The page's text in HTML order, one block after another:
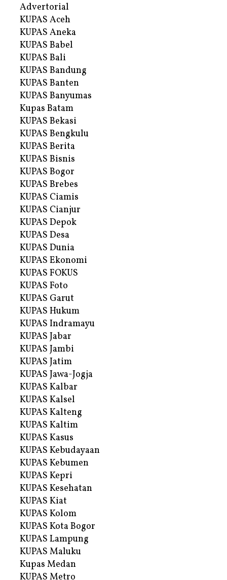
Advertorial
KUPAS Aceh
KUPAS Aneka
KUPAS Babel
KUPAS Bali
KUPAS Bandung
KUPAS Banten
KUPAS Banyumas
Kupas Batam
KUPAS Bekasi
KUPAS Bengkulu
KUPAS Berita
KUPAS Bisnis
KUPAS Bogor
KUPAS Brebes
KUPAS Ciamis
KUPAS Cianjur
KUPAS Depok
KUPAS Desa
KUPAS Dunia
KUPAS Ekonomi
KUPAS FOKUS
KUPAS Foto
KUPAS Garut
KUPAS Hukum
KUPAS Indramayu
KUPAS Jabar
KUPAS Jambi
KUPAS Jatim
KUPAS Jawa-Jogja
KUPAS Kalbar
KUPAS Kalsel
KUPAS Kalteng
KUPAS Kaltim
KUPAS Kasus
KUPAS Kebudayaan
KUPAS Kebumen
KUPAS Kepri
KUPAS Kesehatan
KUPAS Kiat
KUPAS Kolom
KUPAS Kota Bogor
KUPAS Lampung
KUPAS Maluku
Kupas Medan
KUPAS Metro